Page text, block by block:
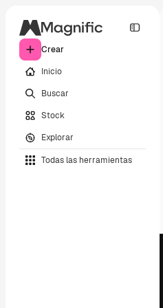
Crear
Inicio
Buscar
Stock
Explorar
Todas las herramientas